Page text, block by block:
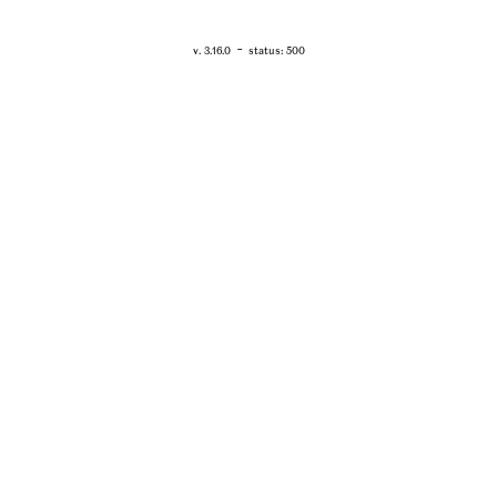
v. 3.16.0- status: 500